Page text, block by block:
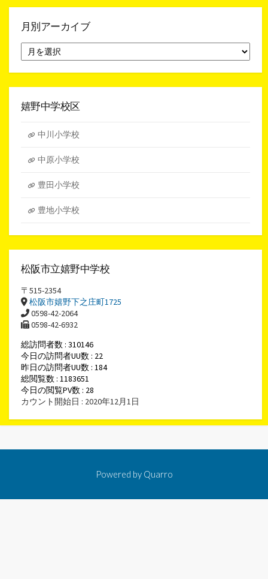
月別アーカイブ
別
ア
イ
嬉野中学校区
中川小学校
中原小学校
豊田小学校
豊地小学校
松阪市立嬉野中学校
〒515-2354
松阪市嬉野下之庄町1725
0598-42-2064
0598-42-6932
総訪問者数 : 310146
今日の訪問者UU数 : 22
昨日の訪問者UU数 : 184
総閲覧数 : 1183651
今日の閲覧PV数 : 28
カウント開始日 : 2020年12月1日
Powered by Quarro